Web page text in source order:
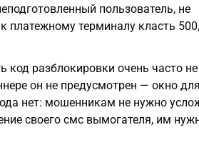
пользователь, не
платежному терминалу класть
разблокировки очень часто
он не предусмотрен — окно
нет: мошенникам не нужно
своего смс вымогателя, им